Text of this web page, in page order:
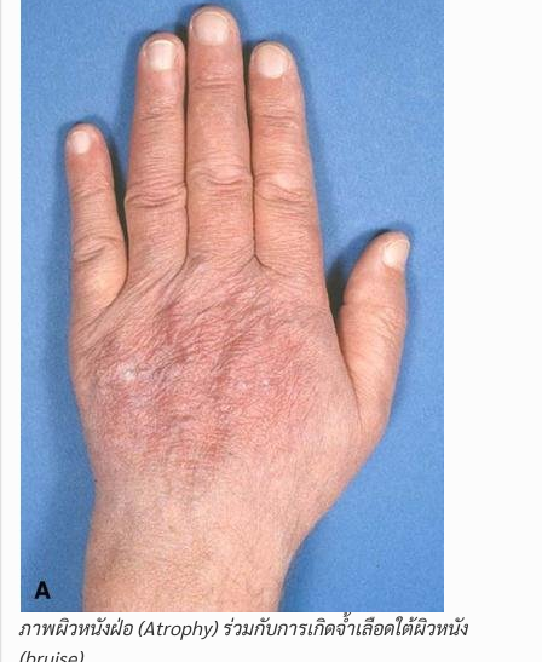
ภาพผิวหนังฝ่อ (Atrophy) ร่วมกับการเกิดจ้ำเลือดใต้ผิวหนัง